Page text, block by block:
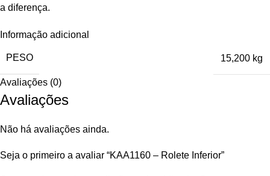
a diferença.
Informação adicional
PESO 15,200 kg
Avaliações (0)
Avaliações
Não há avaliações ainda.
Seja o primeiro a avaliar “KAA1160 – Rolete Inferior”